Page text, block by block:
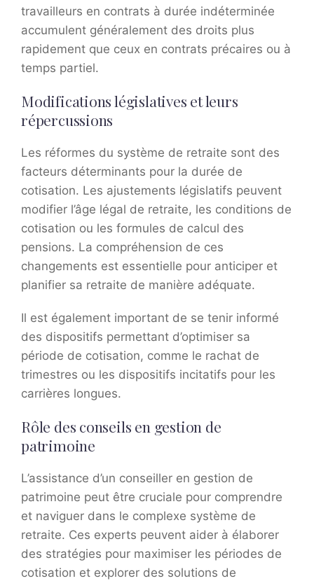
travailleurs en contrats à durée indéterminée
accumulent généralement des droits plus
rapidement que ceux en contrats précaires ou à
temps partiel.
Modifications législatives et leurs
répercussions
Les réformes du système de retraite sont des
facteurs déterminants pour la durée de
cotisation. Les ajustements législatifs peuvent
modifier l’âge légal de retraite, les conditions de
cotisation ou les formules de calcul des
pensions. La compréhension de ces
changements est essentielle pour anticiper et
planifier sa retraite de manière adéquate.
Il est également important de se tenir informé
des dispositifs permettant d’optimiser sa
période de cotisation, comme le rachat de
trimestres ou les dispositifs incitatifs pour les
carrières longues.
Rôle des conseils en gestion de
patrimoine
L’assistance d’un conseiller en gestion de
patrimoine peut être cruciale pour comprendre
et naviguer dans le complexe système de
retraite. Ces experts peuvent aider à élaborer
des stratégies pour maximiser les périodes de
cotisation et explorer des solutions de